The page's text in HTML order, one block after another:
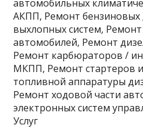
автомобильных
АКПП, Ремонт бензиновых
выхлопных систем,
автомобилей, Ремонт
Ремонт карбюраторов /
МКПП, Ремонт стартеров
топливной аппаратуры
Ремонт ходовой части
электронных систем
Услуг